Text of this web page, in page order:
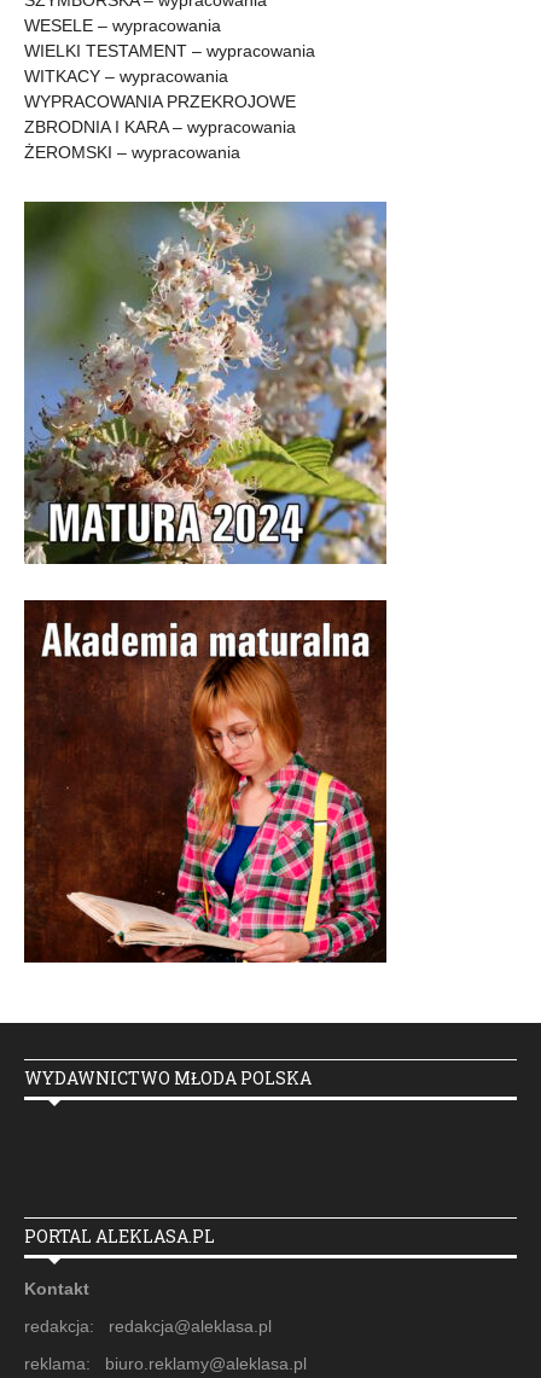
WESELE – wypracowania
WIELKI TESTAMENT – wypracowania
WITKACY – wypracowania
WYPRACOWANIA PRZEKROJOWE
ZBRODNIA I KARA – wypracowania
ŻEROMSKI – wypracowania
WYDAWNICTWO MŁODA POLSKA
PORTAL ALEKLASA.PL
Kontakt
redakcja: redakcja@aleklasa.pl
reklama: biuro.reklamy@aleklasa.pl